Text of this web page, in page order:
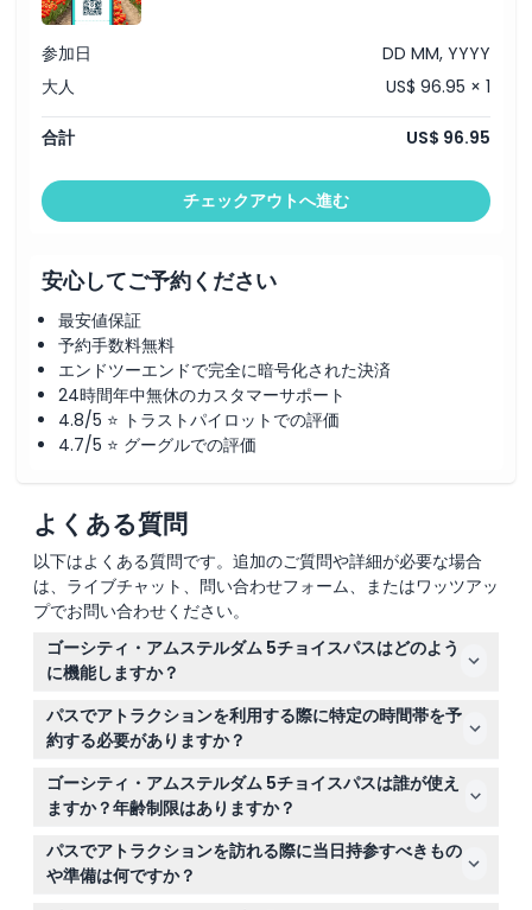
参加日
DD MM, YYYY
大人
US$ 96.95 × 1
合計 US$ 96.95
チェックアウトへ進む
安心してご予約ください
最安値保証
予約手数料無料
エンドツーエンドで完全に暗号化された決済
24時間年中無休のカスタマーサポート
4.8/5 ⭐ トラストパイロットでの評価
4.7/5 ⭐ グーグルでの評価
よくある質問
以下はよくある質問です。追加のご質問や詳細が必要な場合
は、ライブチャット、問い合わせフォーム、またはワッツアッ
プでお問い合わせください。
ゴーシティ・アムステルダム 5チョイスパスはどのよう
に機能しますか？
5チョイスパスでは、アムステルダムの40以上のオプショ
ンから5つのアトラクションを選びます。最初のアトラク
ションを訪れた時点でパスが有効になり、30日間有効
で、自分のペースで観光を楽しめます。
パスでアトラクションを利用する際に特定の時間帯を予
約する必要がありますか？
パスに含まれる一部のアトラクションは事前予約や時間帯
の指定が必要な場合があるため、訪問前に各施設の要件を
確認することをおすすめします。チェックアウト時にオン
ラインで空き状況を確認し、予約が可能です。
ゴーシティ・アムステルダム 5チョイスパスは誰が使え
ますか？年齢制限はありますか？
このパスは3歳以上の全ての方に適しています。13歳以上
の子どもは大人料金と同じ金額が適用される点にご注意く
ださい。
パスでアトラクションを訪れる際に当日持参すべきもの
や準備は何ですか？